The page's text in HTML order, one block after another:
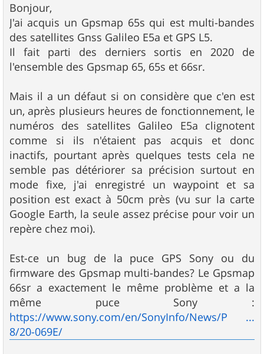
s
s
a
g
e
Bonjour,
J'ai acquis un Gpsmap 65s qui est multi-bandes
des satellites Gnss Galileo E5a et GPS L5.
Il fait parti des derniers sortis en 2020 de
l'ensemble des Gpsmap 65, 65s et 66sr.
Mais il a un défaut si on considère que c'en est
un, après plusieurs heures de fonctionnement, le
numéros des satellites Galileo E5a clignotent
comme si ils n'étaient pas acquis et donc
inactifs, pourtant après quelques tests cela ne
semble pas détériorer sa précision surtout en
mode fixe, j'ai enregistré un waypoint et sa
position est exact à 50cm près (vu sur la carte
Google Earth, la seule assez précise pour voir un
repère chez moi).
Est-ce un bug de la puce GPS Sony ou du
firmware des Gpsmap multi-bandes? Le Gpsmap
66sr a exactement le même problème et a la
même puce Sony :
https://www.sony.com/en/SonyInfo/News/P ...
8/20-069E/